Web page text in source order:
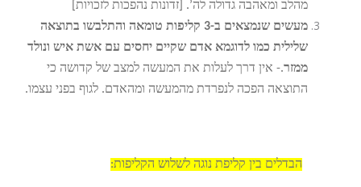
מהלב ומאהבה גדולה לה’. [זדונות נהפכות לזכויות]
מעשים שנמצאים ב-3 קליפות טומאה והתלבשו בתוצאה
שלילית כמו לדוגמא אדם שקיים יחסים עם אשת איש ונולד
ממזר.- אין דרך לעלות את המעשה למצב של קדושה כי
התוצאה הפכה לנפרדת מהמעשה ומהאדם. לגוף בפני עצמו.
הבדלים בין קליפת נוגה לשלוש הקליפות: